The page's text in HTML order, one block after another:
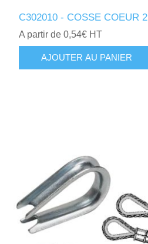
C302010 - COSSE COEUR 2
A partir de 0,54€ HT
AJOUTER AU PANIER